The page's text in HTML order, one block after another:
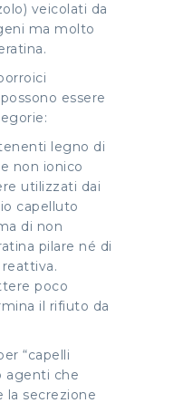
veicolati da
ma molto
essere
legno di
non ionico
utilizzati dai
capelluto
di non
pilare né di
poco
il rifiuto da
“capelli
agenti che
la secrezione